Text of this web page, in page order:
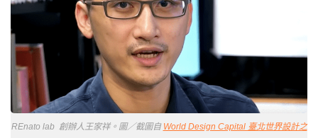
REnato lab 創辦人王家祥。圖／截圖自 World Design Capital 臺北世界設計之